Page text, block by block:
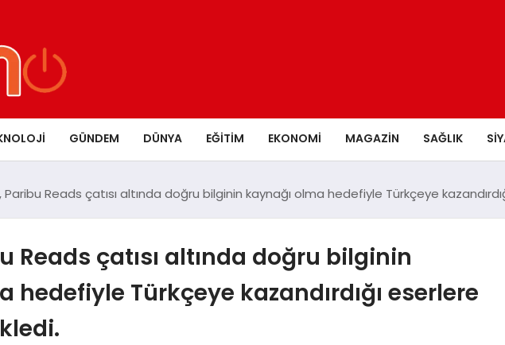
GÜNDEM DÜNYA EĞITIM EKONOMI MAGAZIN SAĞLIK
Paribu Reads çatısı altında doğru bilginin kaynağı olma hedefiyle Türkçeye
Reads çatısı altında doğru bilginin
hedefiyle Türkçeye kazandırdığı eserlere